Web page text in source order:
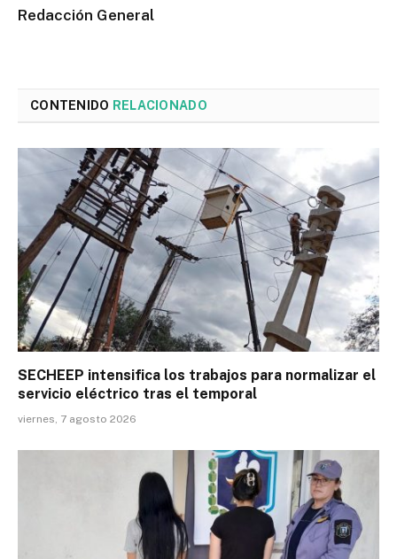
Redacción General
CONTENIDO RELACIONADO
SECHEEP intensifica los trabajos para normalizar el
servicio eléctrico tras el temporal
viernes, 7 agosto 2026